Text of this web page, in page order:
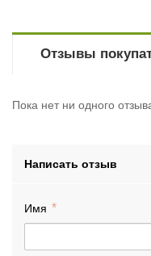
Отзывы
Пока нет ни одного
Написать отзыв
Имя